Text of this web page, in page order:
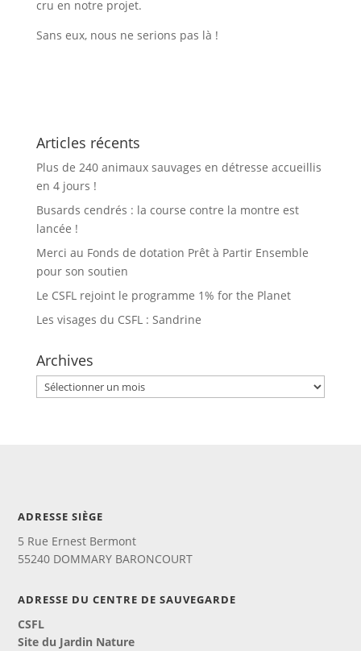
cru en notre projet.
Sans eux, nous ne serions pas là !
Articles récents
Plus de 240 animaux sauvages en détresse accueillis
en 4 jours !
Busards cendrés : la course contre la montre est
lancée !
Merci au Fonds de dotation Prêt à Partir Ensemble
pour son soutien
Le CSFL rejoint le programme 1% for the Planet
Les visages du CSFL : Sandrine
Archives
Archives
ADRESSE SIÈGE
5 Rue Ernest Bermont
55240 DOMMARY BARONCOURT
ADRESSE DU CENTRE DE SAUVEGARDE
CSFL
Site du Jardin Nature